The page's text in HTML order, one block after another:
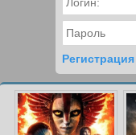
Регистрация